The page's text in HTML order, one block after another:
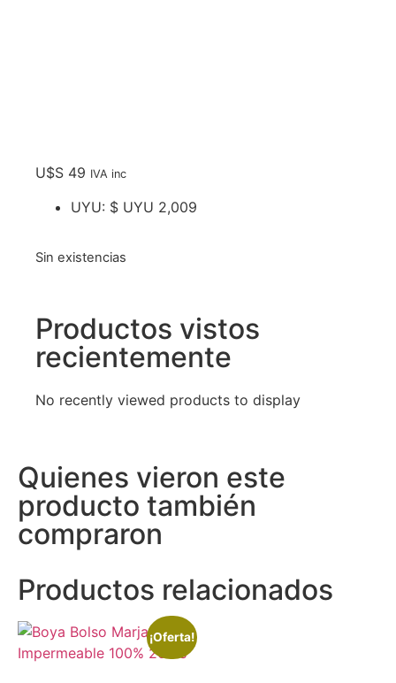
U$S 49 IVA inc
UYU: $ UYU 2,009
Sin existencias
Productos vistos
recientemente
No recently viewed products to display
Quienes vieron este
producto también
compraron
Productos relacionados
¡Oferta!